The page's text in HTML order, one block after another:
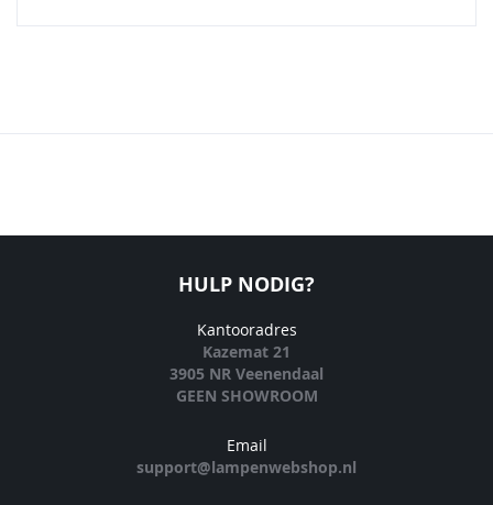
HULP NODIG?
Kantooradres
Kazemat 21
3905 NR Veenendaal
GEEN SHOWROOM
Email
support@lampenwebshop.nl